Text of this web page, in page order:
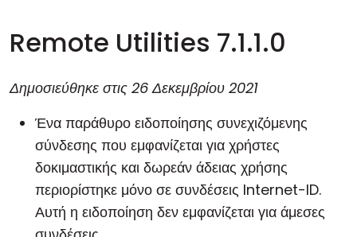
Remote Utilities 7.1.1.0
Δημοσιεύθηκε στις 26 Δεκεμβρίου 2021
Ένα παράθυρο ειδοποίησης συνεχιζόμενης
σύνδεσης που εμφανίζεται για χρήστες
δοκιμαστικής και δωρεάν άδειας χρήσης
περιορίστηκε μόνο σε συνδέσεις Internet-ID.
Αυτή η ειδοποίηση δεν εμφανίζεται για άμεσες